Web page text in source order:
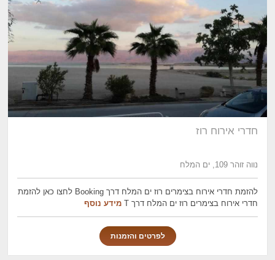
חדרי אירוח רוז
נווה זוהר 109, ים המלח
להזמת חדרי אירוח בצימרים רוז ים המלח דרך Booking לחצו כאן להזמת
חדרי אירוח בצימרים רוז ים המלח דרך T
מידע נוסף
לפרטים והזמנות